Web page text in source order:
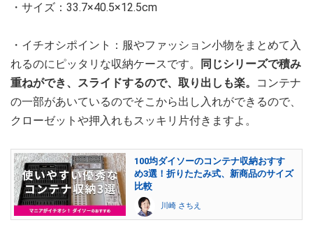
・サイズ：33.7×40.5×12.5cm
・イチオシポイント：服やファッション小物をまとめて入
れるのにピッタリな収納ケースです。
同じシリーズで積み
重ねができ、スライドするので、取り出しも楽。
コンテナ
の一部があいているのでそこから出し入れができるので、
クローゼットや押入れもスッキリ片付きますよ。
100均ダイソーのコンテナ収納おすす
め3選！折りたたみ式、新商品のサイズ
比較
川崎 さちえ